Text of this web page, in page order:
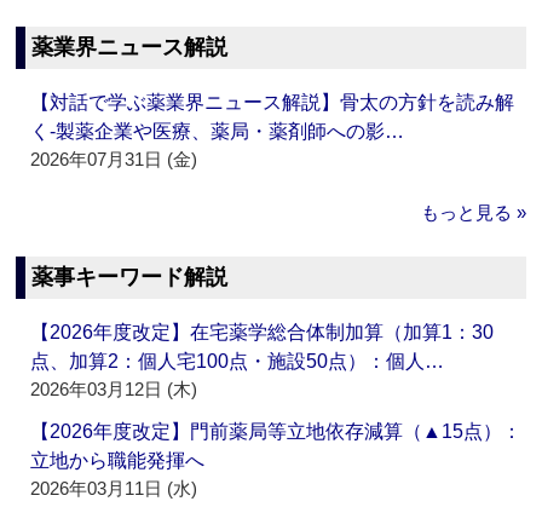
薬業界ニュース解説
【対話で学ぶ薬業界ニュース解説】骨太の方針を読み解
く‐製薬企業や医療、薬局・薬剤師への影…
2026年07月31日 (金)
もっと見る »
薬事キーワード解説
【2026年度改定】在宅薬学総合体制加算（加算1：30
点、加算2：個人宅100点・施設50点）：個人…
2026年03月12日 (木)
【2026年度改定】門前薬局等立地依存減算（▲15点）：
立地から職能発揮へ
2026年03月11日 (水)